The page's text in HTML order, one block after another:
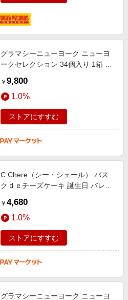
グラマシーニューヨーク ニューヨ
ークセレクション 34個入り 1箱 袋
母の日 父の日 プレゼント お祝い
￥ 9,800
1.0%
ストアにすすむ
C Chere（シー・シェール） バス
クｄｅチーズケーキ 誕生日 バレン
暮 ギフト 2024冬ギフト
￥ 4,680
1.0%
ストアにすすむ
グラマシーニューヨーク ニューヨ